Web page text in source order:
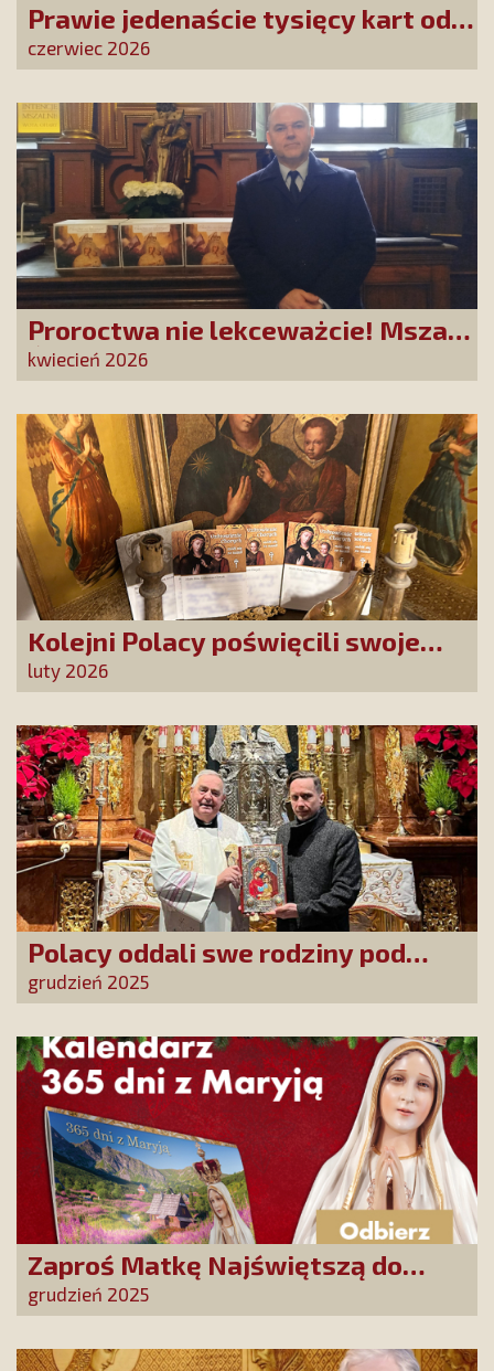
Prawie jedenaście tysięcy kart od
Przyjaciół Stowarzyszenia
złożonych w La Salette!
czerwiec 2026
Proroctwa nie lekceważcie! Msza
Święta na Jasnej Górze –
dziękujemy za Waszą obecność!
kwiecień 2026
Kolejni Polacy poświęcili swoje
sprawy Matce Bożej Uzdrowienie
Chorych!
luty 2026
Polacy oddali swe rodziny pod
opiekę Najświętszej Rodziny!
grudzień 2025
Zaproś Matkę Najświętszą do
swojego domu! Odbierz kalendarz
„365 dni z Maryją”
grudzień 2025